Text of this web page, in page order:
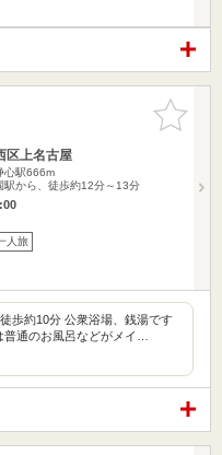
お気に入
りに追加
区上名古屋
心駅666m
駅から、徒歩約12分～13分
人旅
歩約10分 公衆浴場、銭湯です
通のお風呂などがメイ…